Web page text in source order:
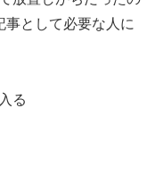
事として必要な人に
る